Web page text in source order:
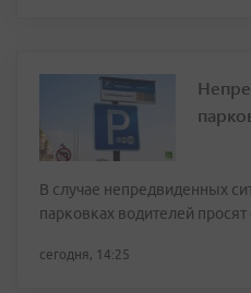
В случае непредвиденных
парковках водителей
сегодня, 14:25